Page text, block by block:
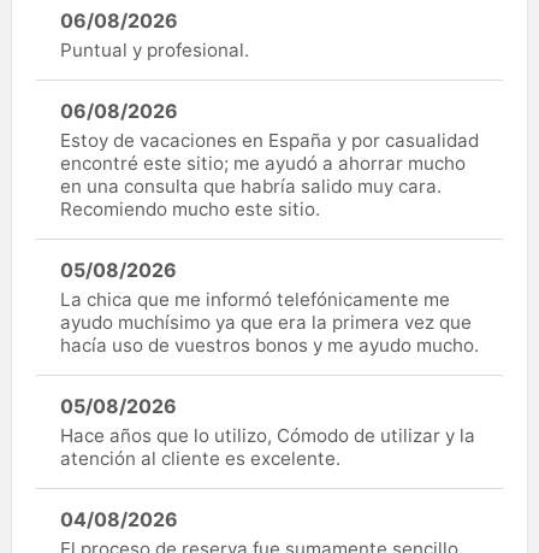
06/08/2026
Puntual y profesional.
06/08/2026
Estoy de vacaciones en España y por casualidad
encontré este sitio; me ayudó a ahorrar mucho
en una consulta que habría salido muy cara.
Recomiendo mucho este sitio.
05/08/2026
La chica que me informó telefónicamente me
ayudo muchísimo ya que era la primera vez que
hacía uso de vuestros bonos y me ayudo mucho.
05/08/2026
Hace años que lo utilizo, Cómodo de utilizar y la
atención al cliente es excelente.
04/08/2026
El proceso de reserva fue sumamente sencillo.